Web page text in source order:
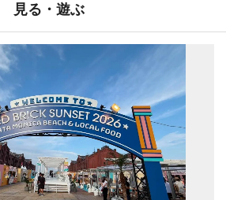
見る・遊ぶ